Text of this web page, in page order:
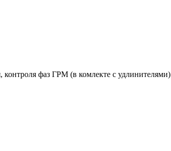
фаз ГРМ (в комлекте с удлинителями)